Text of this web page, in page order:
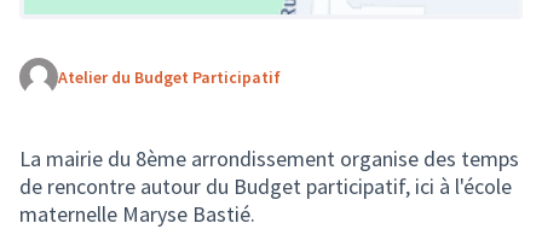
(Lien externe)
Atelier du Budget Participatif
La mairie du 8ème arrondissement organise des temps
de rencontre autour du Budget participatif, ici à l'école
maternelle Maryse Bastié.